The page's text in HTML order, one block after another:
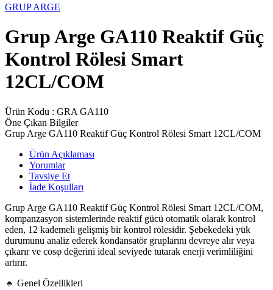
GRUP ARGE
Grup Arge GA110 Reaktif Güç
Kontrol Rölesi Smart
12CL/COM
Ürün Kodu : GRA GA110
Öne Çıkan Bilgiler
Grup Arge GA110 Reaktif Güç Kontrol Rölesi Smart 12CL/COM
Ürün Açıklaması
Yorumlar
Tavsiye Et
İade Koşulları
Grup Arge GA110 Reaktif Güç Kontrol Rölesi Smart 12CL/COM,
kompanzasyon sistemlerinde reaktif gücü otomatik olarak kontrol
eden, 12 kademeli gelişmiş bir kontrol rölesidir. Şebekedeki yük
durumunu analiz ederek kondansatör gruplarını devreye alır veya
çıkarır ve cosφ değerini ideal seviyede tutarak enerji verimliliğini
artırır.
🔹 Genel Özellikleri